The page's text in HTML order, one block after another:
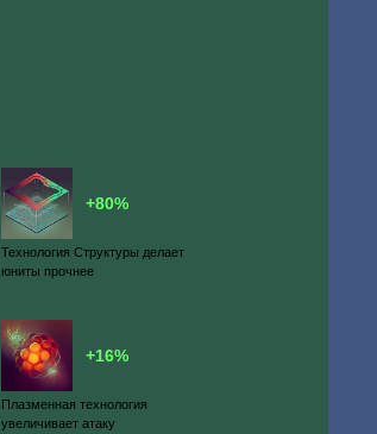
+80%
Технология Структуры делает
юниты прочнее
+16%
Плазменная технология
увеличивает атаку